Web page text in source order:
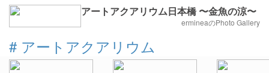
アートアクアリウム日本橋 〜金魚の涼〜
ermineaのPhoto Gallery
# アートアクアリウム